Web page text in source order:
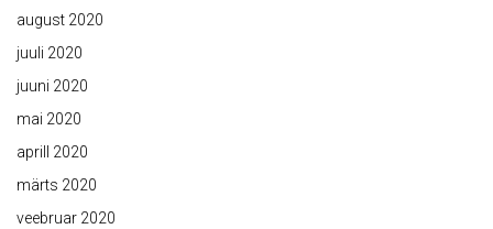
august 2020
juuli 2020
juuni 2020
mai 2020
aprill 2020
märts 2020
veebruar 2020